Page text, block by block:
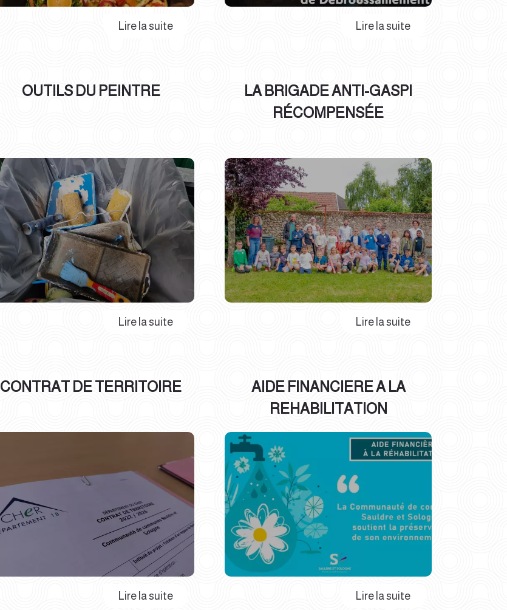
OUTILS DU PEINTRE
LA BRIGADE ANTI-GASPI
RÉCOMPENSÉE
CONTRAT DE TERRITOIRE
AIDE FINANCIERE A LA
REHABILITATION